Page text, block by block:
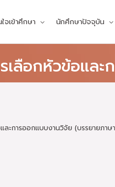
จเข้าศึกษา นักศึกษาปัจจุบัน
เลือกหัวข้อแล
ละการออกแบบงานวิจัย (บรรยายภาษ